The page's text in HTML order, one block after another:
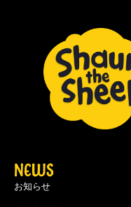
NEWS
お知らせ